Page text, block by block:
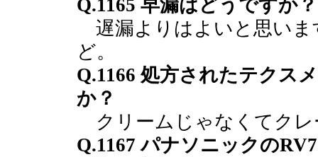
Q.1165 早漏はどうですか？
遅漏よりはよいと思いま
ど。
Q.1166 処方されたテクス
か？
クリームじゃなくてクレ
Q.1167 パナソニックの